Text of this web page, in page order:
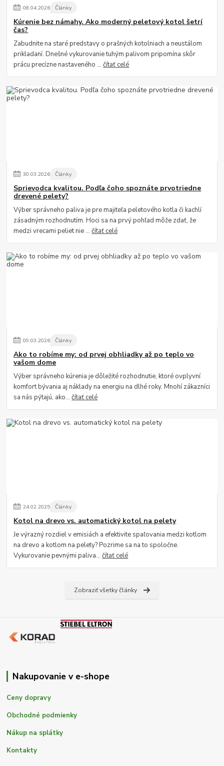
08.04.2026 Články
Kúrenie bez námahy. Ako moderný peletový kotol šetrí
čas?
Zabudnite na staré predstavy o prašných kotolniach a neustálom
prikladaní. Dnešné vykurovanie tuhým palivom pripomína skôr
prácu precízne nastaveného ...čítať celé
30.03.2026 Články
Sprievodca kvalitou. Podľa čoho spoznáte prvotriedne
drevené pelety?
Výber správneho paliva je pre majiteľa peletového kotla či kachlí
zásadným rozhodnutím. Hoci sa na prvý pohľad môže zdať, že
medzi vrecami peliet nie ...čítať celé
09.03.2026 Články
Ako to robíme my: od prvej obhliadky až po teplo vo
vašom dome
Výber správneho kúrenia je dôležité rozhodnutie, ktoré ovplyvní
komfort bývania aj náklady na energiu na dlhé roky. Mnohí zákazníci
sa nás pýtajú, ako...čítať celé
24.02.2025 Články
Kotol na drevo vs. automatický kotol na pelety
Je výrazný rozdiel v emisiách a efektivite spaľovania medzi kotlom
na drevo a kotlom na pelety? Pozrime sa na to spoločne.
Vykurovanie pevnými paliva...čítať celé
Zobraziť všetky články
Nakupovanie v e-shope
Ceny dopravy
Obchodné podmienky
Nákup na splátky
Kontakty